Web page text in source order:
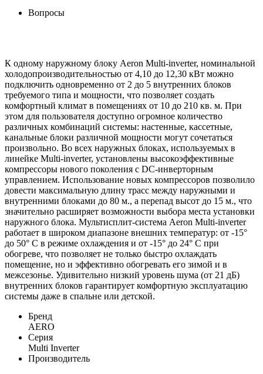
Вопросы
К одному наружному блоку Aeron Multi-inverter, номинальной
холодопроизводительностью от 4,10 до 12,30 кВт можно
подключить одновременно от 2 до 5 внутренних блоков
требуемого типа и мощности, что позволяет создать
комфортный климат в помещениях от 10 до 210 кв. м. При
этом для пользователя доступно огромное количество
различных комбинаций системы: настенные, кассетные,
канальные блоки различной мощности могут сочетаться
произвольно. Во всех наружных блоках, используемых в
линейке Multi-inverter, установлены высокоэффективные
компрессоры нового поколения с DС-инверторным
управлением. Использование новых компрессоров позволило
довести максимальную длину трасс между наружными и
внутренними блоками до 80 м., а перепад высот до 15 м., что
значительно расширяет возможности выбора места установки
наружного блока. Мультисплит-система Aeron Multi-inverter
работает в широком диапазоне внешних температур: от -15°
до 50° С в режиме охлаждения и от -15° до 24° С при
обогреве, что позволяет не только быстро охлаждать
помещение, но и эффективно обогревать его зимой и в
межсезонье. Удивительно низкий уровень шума (от 21 дБ)
внутренних блоков гарантирует комфортную эксплуатацию
системы даже в спальне или детской.
Бренд
AERO
Серия
Multi Inverter
Производитель